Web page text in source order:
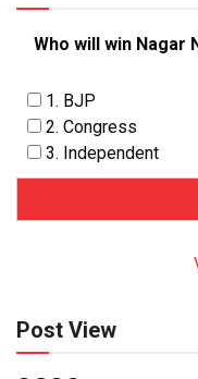
Who will win Nagar
1. BJP
2. Congress
3. Independent
Post View